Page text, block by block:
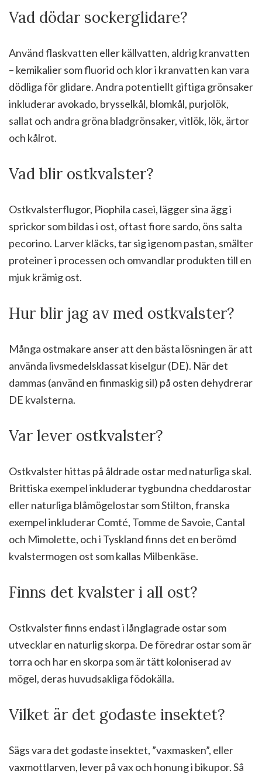
Vad dödar sockerglidare?
Använd flaskvatten eller källvatten, aldrig kranvatten
– kemikalier som fluorid och klor i kranvatten kan vara
dödliga för glidare. Andra potentiellt giftiga grönsaker
inkluderar avokado, brysselkål, blomkål, purjolök,
sallat och andra gröna bladgrönsaker, vitlök, lök, ärtor
och kålrot.
Vad blir ostkvalster?
Ostkvalsterflugor, Piophila casei, lägger sina ägg i
sprickor som bildas i ost, oftast fiore sardo, öns salta
pecorino. Larver kläcks, tar sig igenom pastan, smälter
proteiner i processen och omvandlar produkten till en
mjuk krämig ost.
Hur blir jag av med ostkvalster?
Många ostmakare anser att den bästa lösningen är att
använda livsmedelsklassat kiselgur (DE). När det
dammas (använd en finmaskig sil) på osten dehydrerar
DE kvalsterna.
Var lever ostkvalster?
Ostkvalster hittas på åldrade ostar med naturliga skal.
Brittiska exempel inkluderar tygbundna cheddarostar
eller naturliga blåmögelostar som Stilton, franska
exempel inkluderar Comté, Tomme de Savoie, Cantal
och Mimolette, och i Tyskland finns det en berömd
kvalstermogen ost som kallas Milbenkäse.
Finns det kvalster i all ost?
Ostkvalster finns endast i långlagrade ostar som
utvecklar en naturlig skorpa. De föredrar ostar som är
torra och har en skorpa som är tätt koloniserad av
mögel, deras huvudsakliga födokälla.
Vilket är det godaste insektet?
Sägs vara det godaste insektet, ”vaxmasken”, eller
vaxmottlarven, lever på vax och honung i bikupor. Så